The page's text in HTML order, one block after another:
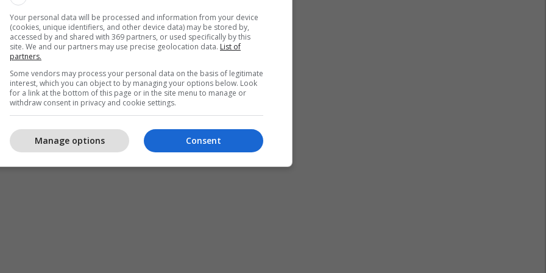
nga incidenti në sallën Sibelius të Lahtit, e
duke e thyer rënien e saj me këmbën e saj.
se si luajti akordin e fundit të seksionit të
kapjen', duke bërë që violina të rrotullohej
Your personal data will be processed and information from your device
(cookies, unique identifiers, and other device data) may be stored by,
accessed by and shared with 369 partners, or used specifically by this
site. We and our partners may use precise geolocation data. List of
partners.
Some vendors may process your personal data on the basis of legitimate
interest, which you can object to by managing your options below. Look
for a link at the bottom of this page or in the site menu to manage or
withdraw consent in privacy and cookie settings.
Consent
Manage options